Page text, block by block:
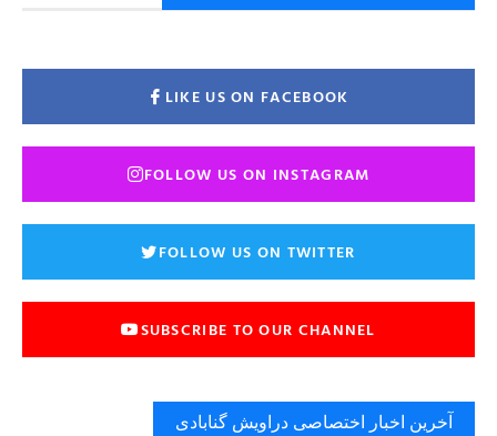
LIKE US ON FACEBOOK
FOLLOW US ON INSTAGRAM
FOLLOW US ON TWITTER
SUBSCRIBE TO OUR CHANNEL
آخرین اخبار اختصاصی دراویش گنابادی